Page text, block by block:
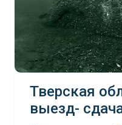
Тверская
выезд-